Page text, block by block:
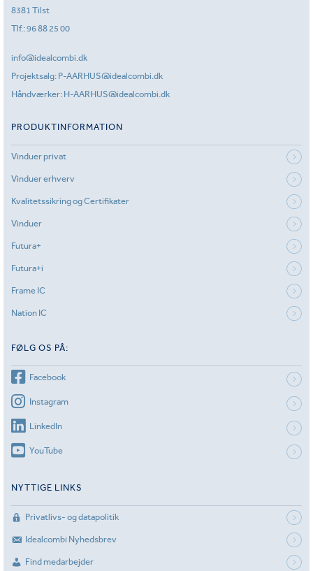
8381 Tilst
Tlf.:96 88 25 00
info@idealcombi.dk
Projektsalg: P-AARHUS@idealcombi.dk
Håndværker: H-AARHUS@idealcombi.dk
PRODUKTINFORMATION
Vinduer privat
Vinduer erhverv
Kvalitetssikring og Certifikater
Vinduer
Futura+
Futura+i
Frame IC
Nation IC
FØLG OS PÅ:
Facebook
Instagram
LinkedIn
YouTube
NYTTIGE LINKS
Privatlivs- og datapolitik
Idealcombi Nyhedsbrev
Find medarbejder